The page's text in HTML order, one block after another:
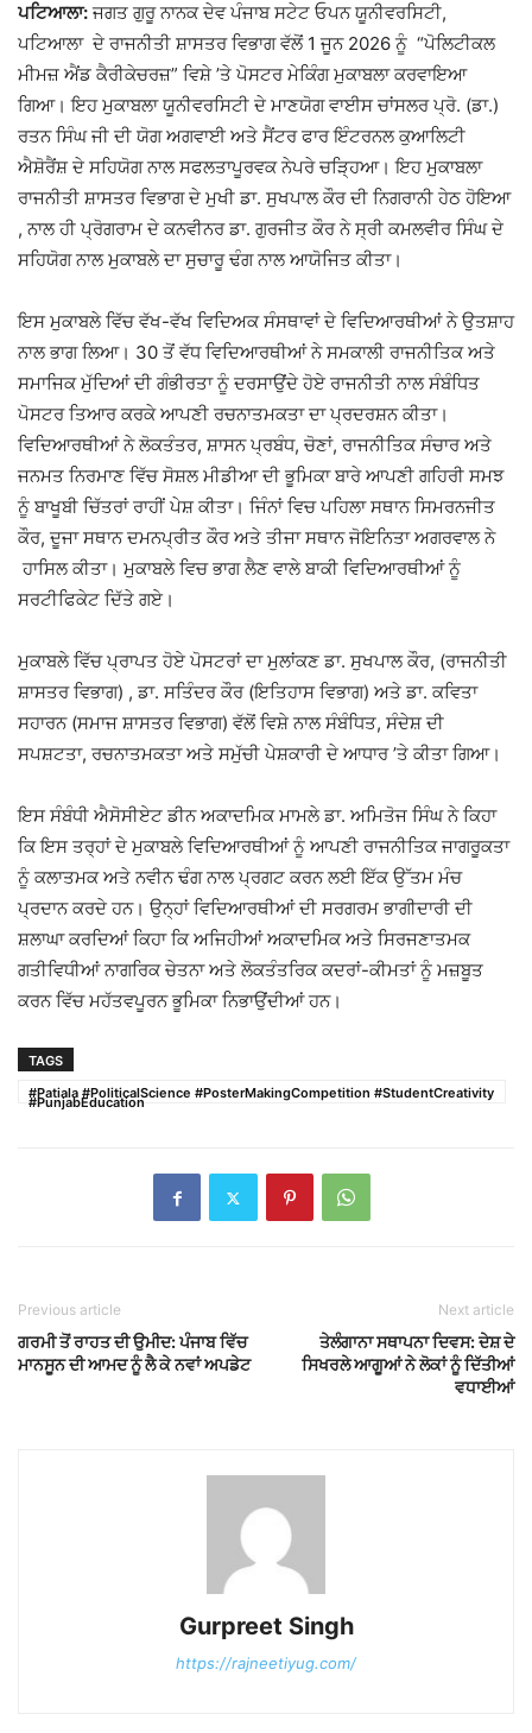
ਪਟਿਆਲਾ: ਜਗਤ ਗੁਰੂ ਨਾਨਕ ਦੇਵ ਪੰਜਾਬ ਸਟੇਟ ਓਪਨ ਯੂਨੀਵਰਸਿਟੀ,
ਪਟਿਆਲਾ ਦੇ ਰਾਜਨੀਤੀ ਸ਼ਾਸਤਰ ਵਿਭਾਗ ਵੱਲੋਂ 1 ਜੂਨ 2026 ਨੂੰ “ਪੋਲਿਟੀਕਲ
ਮੀਮਜ਼ ਐਂਡ ਕੈਰੀਕੇਚਰਜ਼” ਵਿਸ਼ੇ ’ਤੇ ਪੋਸਟਰ ਮੇਕਿੰਗ ਮੁਕਾਬਲਾ ਕਰਵਾਇਆ
ਗਿਆ। ਇਹ ਮੁਕਾਬਲਾ ਯੂਨੀਵਰਸਿਟੀ ਦੇ ਮਾਣਯੋਗ ਵਾਈਸ ਚਾਂਸਲਰ ਪ੍ਰੋ. (ਡਾ.)
ਰਤਨ ਸਿੰਘ ਜੀ ਦੀ ਯੋਗ ਅਗਵਾਈ ਅਤੇ ਸੈਂਟਰ ਫਾਰ ਇੰਟਰਨਲ ਕੁਆਲਿਟੀ
ਐਸ਼ੋਰੈਂਸ਼ ਦੇ ਸਹਿਯੋਗ ਨਾਲ ਸਫਲਤਾਪੂਰਵਕ ਨੇਪਰੇ ਚੜ੍ਹਿਆ। ਇਹ ਮੁਕਾਬਲਾ
ਰਾਜਨੀਤੀ ਸ਼ਾਸਤਰ ਵਿਭਾਗ ਦੇ ਮੁਖੀ ਡਾ. ਸੁਖਪਾਲ ਕੌਰ ਦੀ ਨਿਗਰਾਨੀ ਹੇਠ ਹੋਇਆ
, ਨਾਲ ਹੀ ਪ੍ਰੋਗਰਾਮ ਦੇ ਕਨਵੀਨਰ ਡਾ. ਗੁਰਜੀਤ ਕੌਰ ਨੇ ਸ੍ਰੀ ਕਮਲਵੀਰ ਸਿੰਘ ਦੇ
ਸਹਿਯੋਗ ਨਾਲ ਮੁਕਾਬਲੇ ਦਾ ਸੁਚਾਰੂ ਢੰਗ ਨਾਲ ਆਯੋਜਿਤ ਕੀਤਾ।
ਇਸ ਮੁਕਾਬਲੇ ਵਿੱਚ ਵੱਖ-ਵੱਖ ਵਿਦਿਅਕ ਸੰਸਥਾਵਾਂ ਦੇ ਵਿਦਿਆਰਥੀਆਂ ਨੇ ਉਤਸ਼ਾਹ
ਨਾਲ ਭਾਗ ਲਿਆ। 30 ਤੋਂ ਵੱਧ ਵਿਦਿਆਰਥੀਆਂ ਨੇ ਸਮਕਾਲੀ ਰਾਜਨੀਤਿਕ ਅਤੇ
ਸਮਾਜਿਕ ਮੁੱਦਿਆਂ ਦੀ ਗੰਭੀਰਤਾ ਨੂੰ ਦਰਸਾਉਂਦੇ ਹੋਏ ਰਾਜਨੀਤੀ ਨਾਲ ਸੰਬੰਧਿਤ
ਪੋਸਟਰ ਤਿਆਰ ਕਰਕੇ ਆਪਣੀ ਰਚਨਾਤਮਕਤਾ ਦਾ ਪ੍ਰਦਰਸ਼ਨ ਕੀਤਾ।
ਵਿਦਿਆਰਥੀਆਂ ਨੇ ਲੋਕਤੰਤਰ, ਸ਼ਾਸਨ ਪ੍ਰਬੰਧ, ਚੋਣਾਂ, ਰਾਜਨੀਤਿਕ ਸੰਚਾਰ ਅਤੇ
ਜਨਮਤ ਨਿਰਮਾਣ ਵਿੱਚ ਸੋਸ਼ਲ ਮੀਡੀਆ ਦੀ ਭੂਮਿਕਾ ਬਾਰੇ ਆਪਣੀ ਗਹਿਰੀ ਸਮਝ
ਨੂੰ ਬਾਖੂਬੀ ਚਿੱਤਰਾਂ ਰਾਹੀਂ ਪੇਸ਼ ਕੀਤਾ। ਜਿੰਨਾਂ ਵਿਚ ਪਹਿਲਾ ਸਥਾਨ ਸਿਮਰਨਜੀਤ
ਕੌਰ, ਦੂਜਾ ਸਥਾਨ ਦਮਨਪ੍ਰੀਤ ਕੌਰ ਅਤੇ ਤੀਜਾ ਸਥਾਨ ਜੋਇਨਿਤਾ ਅਗਰਵਾਲ ਨੇ
ਹਾਸਿਲ ਕੀਤਾ। ਮੁਕਾਬਲੇ ਵਿਚ ਭਾਗ ਲੈਣ ਵਾਲੇ ਬਾਕੀ ਵਿਦਿਆਰਥੀਆਂ ਨੂੰ
ਸਰਟੀਫਿਕੇਟ ਦਿੱਤੇ ਗਏ।
ਮੁਕਾਬਲੇ ਵਿੱਚ ਪ੍ਰਾਪਤ ਹੋਏ ਪੋਸਟਰਾਂ ਦਾ ਮੁਲਾਂਕਣ ਡਾ. ਸੁਖਪਾਲ ਕੌਰ, (ਰਾਜਨੀਤੀ
ਸ਼ਾਸਤਰ ਵਿਭਾਗ) , ਡਾ. ਸਤਿੰਦਰ ਕੌਰ (ਇਤਿਹਾਸ ਵਿਭਾਗ) ਅਤੇ ਡਾ. ਕਵਿਤਾ
ਸਹਾਰਨ (ਸਮਾਜ ਸ਼ਾਸਤਰ ਵਿਭਾਗ) ਵੱਲੋਂ ਵਿਸ਼ੇ ਨਾਲ ਸੰਬੰਧਿਤ, ਸੰਦੇਸ਼ ਦੀ
ਸਪਸ਼ਟਤਾ, ਰਚਨਾਤਮਕਤਾ ਅਤੇ ਸਮੁੱਚੀ ਪੇਸ਼ਕਾਰੀ ਦੇ ਆਧਾਰ ’ਤੇ ਕੀਤਾ ਗਿਆ।
ਇਸ ਸੰਬੰਧੀ ਐਸੋਸੀਏਟ ਡੀਨ ਅਕਾਦਮਿਕ ਮਾਮਲੇ ਡਾ. ਅਮਿਤੋਜ ਸਿੰਘ ਨੇ ਕਿਹਾ
ਕਿ ਇਸ ਤਰ੍ਹਾਂ ਦੇ ਮੁਕਾਬਲੇ ਵਿਦਿਆਰਥੀਆਂ ਨੂੰ ਆਪਣੀ ਰਾਜਨੀਤਿਕ ਜਾਗਰੂਕਤਾ
ਨੂੰ ਕਲਾਤਮਕ ਅਤੇ ਨਵੀਨ ਢੰਗ ਨਾਲ ਪ੍ਰਗਟ ਕਰਨ ਲਈ ਇੱਕ ਉੱਤਮ ਮੰਚ
ਪ੍ਰਦਾਨ ਕਰਦੇ ਹਨ। ਉਨ੍ਹਾਂ ਵਿਦਿਆਰਥੀਆਂ ਦੀ ਸਰਗਰਮ ਭਾਗੀਦਾਰੀ ਦੀ
ਸ਼ਲਾਘਾ ਕਰਦਿਆਂ ਕਿਹਾ ਕਿ ਅਜਿਹੀਆਂ ਅਕਾਦਮਿਕ ਅਤੇ ਸਿਰਜਣਾਤਮਕ
ਗਤੀਵਿਧੀਆਂ ਨਾਗਰਿਕ ਚੇਤਨਾ ਅਤੇ ਲੋਕਤੰਤਰਿਕ ਕਦਰਾਂ-ਕੀਮਤਾਂ ਨੂੰ ਮਜ਼ਬੂਤ
ਕਰਨ ਵਿੱਚ ਮਹੱਤਵਪੂਰਨ ਭੂਮਿਕਾ ਨਿਭਾਉਂਦੀਆਂ ਹਨ।
TAGS
#Patiala #PoliticalScience #PosterMakingCompetition #StudentCreativity
#PunjabEducation
Previous article
ਗਰਮੀ ਤੋਂ ਰਾਹਤ ਦੀ ਉਮੀਦ: ਪੰਜਾਬ ਵਿੱਚ
ਮਾਨਸੂਨ ਦੀ ਆਮਦ ਨੂੰ ਲੈ ਕੇ ਨਵਾਂ ਅਪਡੇਟ
Next article
ਤੇਲੰਗਾਨਾ ਸਥਾਪਨਾ ਦਿਵਸ: ਦੇਸ਼ ਦੇ
ਸਿਖਰਲੇ ਆਗੂਆਂ ਨੇ ਲੋਕਾਂ ਨੂੰ ਦਿੱਤੀਆਂ
ਵਧਾਈਆਂ
Gurpreet Singh
https://rajneetiyug.com/